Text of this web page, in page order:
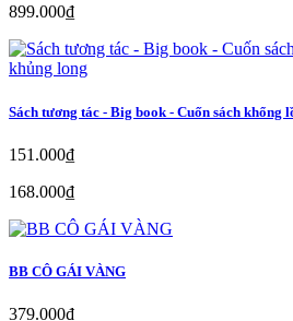
899.000₫
Sách tương tác - Big book - Cuốn sách khổng
151.000₫
168.000₫
BB CÔ GÁI VÀNG
379.000₫